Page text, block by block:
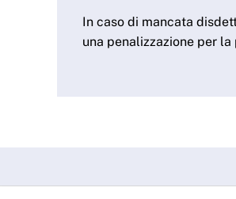
In caso di mancata
una penalizzazione per